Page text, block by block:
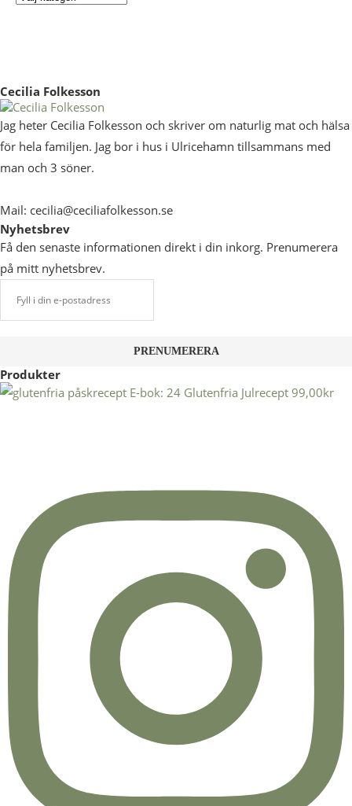
Cecilia Folkesson
Jag heter Cecilia Folkesson och skriver om naturlig mat och hälsa
för hela familjen. Jag bor i hus i Ulricehamn tillsammans med
man och 3 söner.
Mail: cecilia@ceciliafolkesson.se
Nyhetsbrev
Få den senaste informationen direkt i din inkorg. Prenumerera
på mitt nyhetsbrev.
Produkter
E-bok: 24 Glutenfria Julrecept 99,00kr